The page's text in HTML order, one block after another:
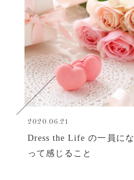
2020.06.21
Dress the Life の一員にな
って感じること